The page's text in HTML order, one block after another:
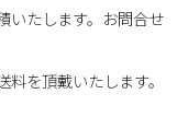
いたします。お問合せ
を頂戴いたします。